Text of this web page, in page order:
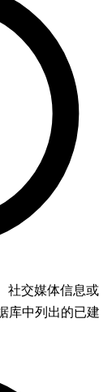
社交媒体信息或
库中列出的已建